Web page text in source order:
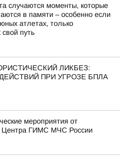
случаются моменты, которые
в памяти – особенно если
атлетах, только
путь
ЛИКБЕЗ:
ПРИ УГРОЗЕ БПЛА
мероприятия от
Центра ГИМС МЧС России